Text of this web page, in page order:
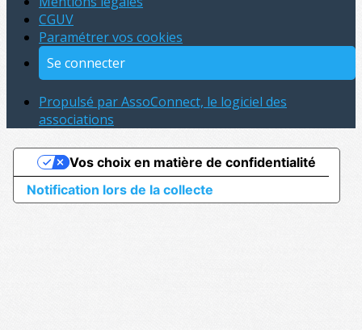
CGUV
Paramétrer vos cookies
Se connecter
Propulsé par AssoConnect, le logiciel des
associations
Notification lors de la collecte
Vos choix en matière de confidentialité